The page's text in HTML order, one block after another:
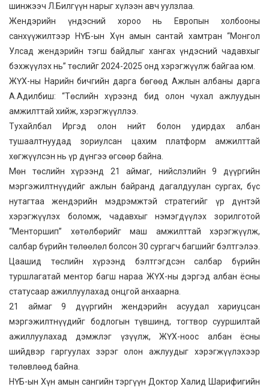
шинжээч Л.Билгүүн нарыг хүлээн авч уулзлаа.
Жендэрийн үндэсний хороо нь Европын холбооны
санхүүжилтээр НҮБ-ын Хүн амын сантай хамтран “Монгол
Улсад жендэрийн тэгш байдлыг хангах үндэсний чадавхыг
бэхжүүлэх нь” төслийг 2024-2025 онд хэрэгжүүлж байгаа юм.
ЖҮХ-ны Нарийн бичгийн дарга бөгөөд Ажлын албаны дарга
А.Адилбиш: “Төслийн хүрээнд бид олон чухал ажлуудын
амжилттай хийж, хэрэгжүүллээ.
Тухайлбал Иргэд олон нийт болон удирдах албан
тушаалтнуудад зориулсан цахим платформ амжилттай
хөгжүүлсэн нь үр дүнгээ өгсөөр байна.
Мөн төслийн хүрээнд 21 аймаг, нийслэлийн 9 дүүргийн
мэргэжилтнүүдийг ажлын байранд дагалдуулан сургах, бүс
нутагтаа жендэрийн мэдрэмжтэй стратегийг үр дүнтэй
хэрэгжүүлэх боломж, чадавхыг нэмэгдүүлэх зорилготой
“Менторшип” хөтөлбөрийг маш амжилттай хэрэгжүүлж,
салбар бүрийн төлөөлөл болсон 30 сургагч багшийг бэлтгэлээ.
Цаашид төслийн хүрээнд бэлтгэгдсэн салбар бүрийн
туршлагатай ментор багш нараа ЖҮХ-ны дэргэд албан ёсны
статусаар ажиллуулахад онцгой анхаарна.
21 аймаг 9 дүүргийн жендэрийн асуудал хариуцсан
мэргэжилтнүүдийг бодлогын түвшинд, тогтвор сууршилтай
ажиллуулахад дэмжлэг үзүүлж, ЖҮХ-ноос албан ёсны
шийдвэр гаргуулах зэрэг олон ажлуудыг хэрэгжүүлэхээр
төлөвлөөд байна.
НҮБ-ын Хүн амын сангийн тэргүүн Доктор Халид Шарифигийн